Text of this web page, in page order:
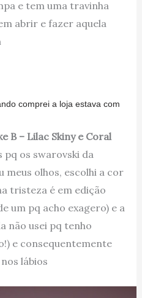
e tem uma travinha
abrir e fazer aquela
comprei a loja estava com
B – Lilac Skiny e Coral
pq os swarovski da
meus olhos, escolhi a cor
tristeza é em edição
um pq acho exagero) e a
não usei pq tenho
e consequentemente
lábios